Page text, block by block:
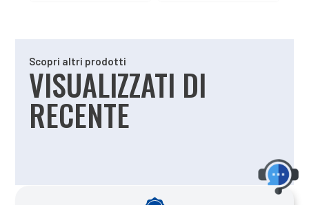
Scopri altri prodotti
VISUALIZZATI DI
RECENTE